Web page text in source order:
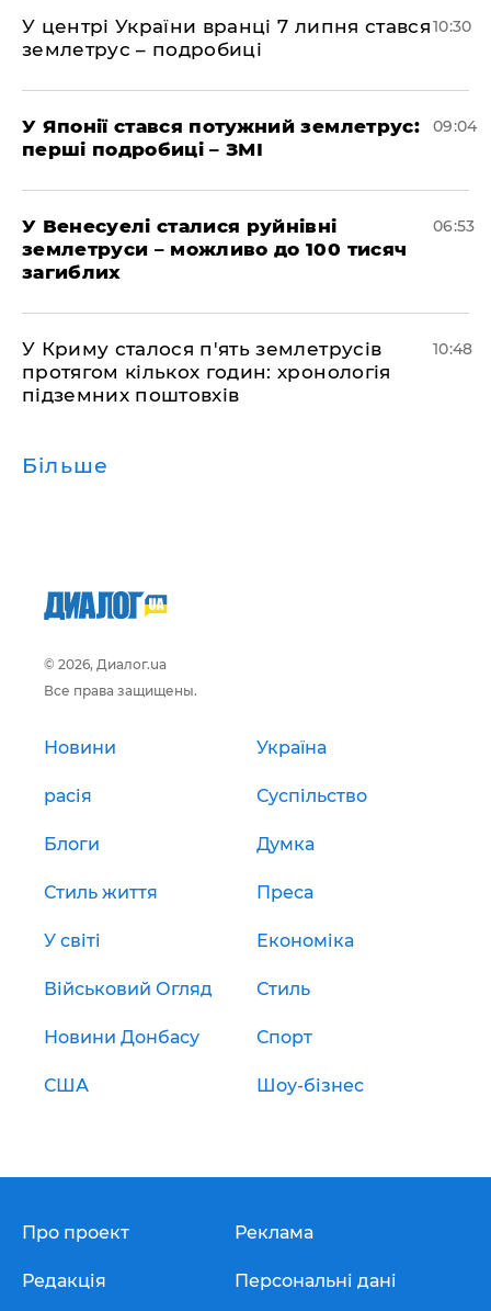
У центрі України вранці 7 липня стався
землетрус – подробиці
10:30
У Японії стався потужний землетрус:
перші подробиці – ЗМІ
09:04
У Венесуелі сталися руйнівні
землетруси – можливо до 100 тисяч
загиблих
06:53
У Криму сталося п'ять землетрусів
протягом кількох годин: хронологія
підземних поштовхів
10:48
Більше
© 2026, Диалог.ua
Все права защищены.
Новини Україна
расія Суспільство
Блоги Думка
Стиль життя Преса
У світі Економіка
Військовий Огляд Стиль
Новини Донбасу Спорт
США Шоу-бізнес
Про проект
Редакція
Реклама
Персональні дані